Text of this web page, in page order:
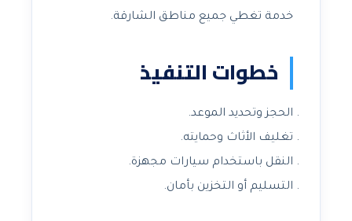
خدمة تغطي جميع مناطق الشارقة.
خطوات التنفيذ
الحجز وتحديد الموعد.
تغليف الأثاث وحمايته.
النقل باستخدام سيارات مجهزة.
التسليم أو التخزين بأمان.